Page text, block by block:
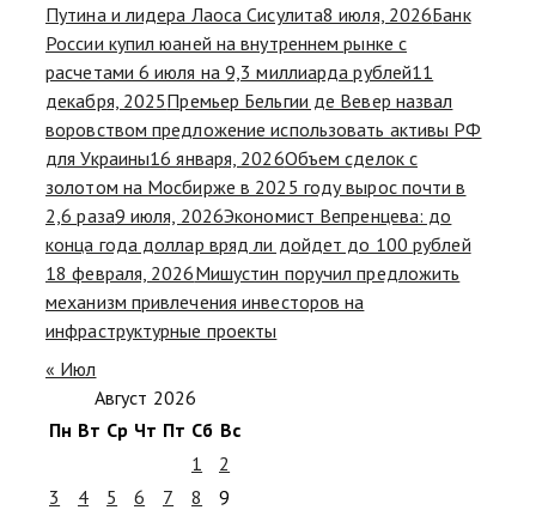
Путина и лидера Лаоса Сисулита8 июля, 2026Банк
России купил юаней на внутреннем рынке с
расчетами 6 июля на 9,3 миллиарда рублей11
декабря, 2025Премьер Бельгии де Вевер назвал
воровством предложение использовать активы РФ
для Украины16 января, 2026Объем сделок с
золотом на Мосбирже в 2025 году вырос почти в
2,6 раза9 июля, 2026Экономист Вепренцева: до
конца года доллар вряд ли дойдет до 100 рублей
18 февраля, 2026Мишустин поручил предложить
механизм привлечения инвесторов на
инфраструктурные проекты
« Июл
Август 2026
Пн Вт Ср Чт Пт Сб Вс
1
2
3
4 5 6 7 8
9